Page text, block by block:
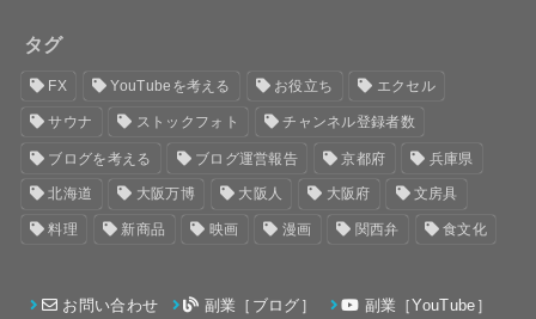
タグ
FX YouTubeを考える お役立ち エクセル
サウナ ストックフォト チャンネル登録者数
ブログを考える ブログ運営報告 京都府 兵庫県
北海道 大阪万博 大阪人 大阪府 文房具
料理 新商品 映画 漫画 関西弁 食文化
お問い合わせ 副業［ブログ］ 副業［YouTube］